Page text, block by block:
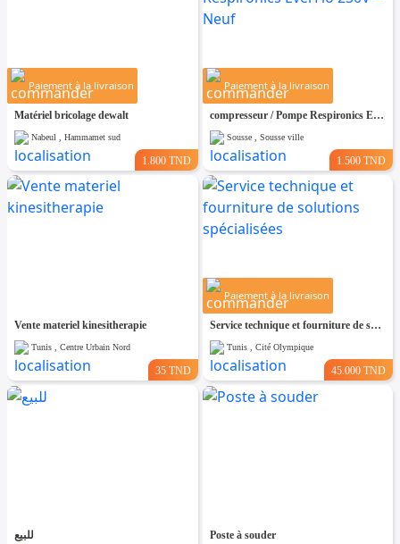
Paiement à la livraison
Matériel bricolage dewalt
Nabeul , Hammamet sud
1.800 TND
Paiement à la livraison
compresseur / Pompe Respironics EverFlo 230V – Neuf
Sousse , Sousse ville
1.500 TND
Vente materiel kinesitherapie
Tunis , Centre Urbain Nord
35 TND
Paiement à la livraison
Service technique et fourniture de solutions spécialisées
Tunis , Cité Olympique
45.000 TND
للبيع Poste à souder